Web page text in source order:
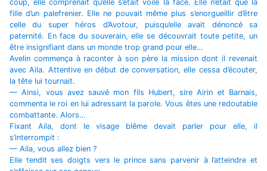
coup, elle comprenait qu’elle s’était voilé la face. Elle n’était que la
fille d’un palefrenier. Elle ne pouvait même plus s’enorgueillir d’être
celle du super héros d’Avotour, puisqu’elle avait dénoncé sa
paternité. En face du souverain, elle se découvrait toute petite, un
être insignifiant dans un monde trop grand pour elle…
Avelin commença à raconter à son père la mission dont il revenait
avec Aila. Attentive en début de conversation, elle cessa d’écouter,
la tête lui tournait.
— Ainsi, vous avez sauvé mon fils Hubert, sire Airin et Barnais,
commenta le roi en lui adressant la parole. Vous êtes une redoutable
combattante. Alors…
Fixant Aila, dont le visage blême devait parler pour elle, il
s’interrompit :
— Aila, vous allez bien ?
Elle tendit ses doigts vers le prince sans parvenir à l’atteindre et